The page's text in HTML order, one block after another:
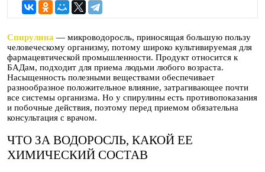
Спирулина — микроводоросль, приносящая большую пользу
человеческому организму, потому широко культивируемая для
фармацевтической промышленности. Продукт относится к
БАДам, подходит для приема людьми любого возраста.
Насыщенность полезными веществами обеспечивает
разнообразное положительное влияние, затрагивающее почти
все системы организма. Но у спирулины есть противопоказания
и побочные действия, поэтому перед приемом обязательна
консультация с врачом.
ЧТО ЗА ВОДОРОСЛЬ, КАКОЙ ЕЕ
ХИМИЧЕСКИЙ СОСТАВ